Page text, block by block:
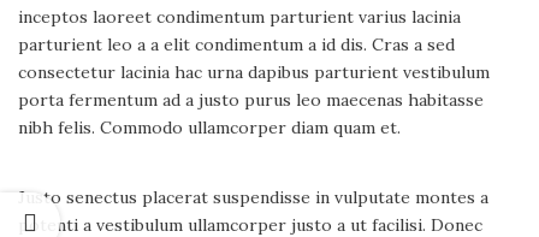
inceptos laoreet condimentum parturient varius lacinia
parturient leo a a elit condimentum a id dis. Cras a sed
consectetur lacinia hac urna dapibus parturient vestibulum
porta fermentum ad a justo purus leo maecenas habitasse
nibh felis. Commodo ullamcorper diam quam et.
Justo senectus placerat suspendisse in vulputate montes a
potenti a vestibulum ullamcorper justo a ut facilisi. Donec